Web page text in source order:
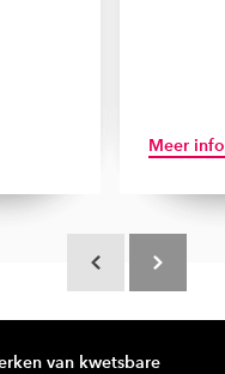
Meer
van kwetsbare